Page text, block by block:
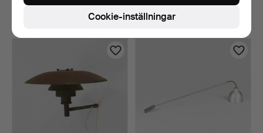
4 bud
Värdering
186 USD
Cookie-inställningar